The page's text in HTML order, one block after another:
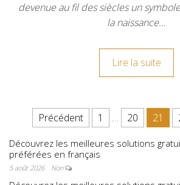
devenue au fil des siècles un
la naissance…
Lire la suite
Pagination des
Précédent 1 … 20 21
Découvrez les meilleures solutions
préférées en français
5 août 2026 Non